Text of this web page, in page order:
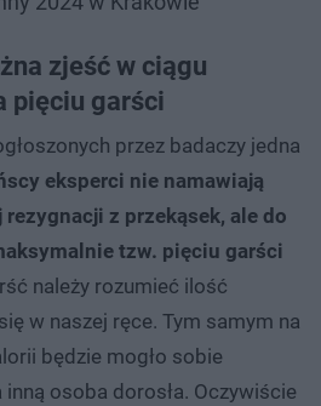
zjeść w ciągu
pięciu garści
przez badaczy jedna
eksperci nie namawiają
z przekąsek, ale do
tzw. pięciu garści
należy rozumieć ilość
w naszej ręce. Tym samym na
będzie mogło sobie
osoba dorosła. Oczywiście